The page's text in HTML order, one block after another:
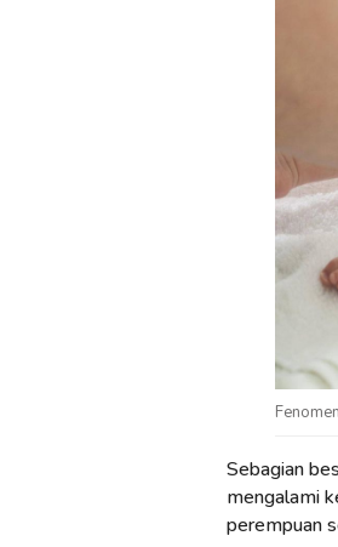
Sebagian
mengalami
perempuan